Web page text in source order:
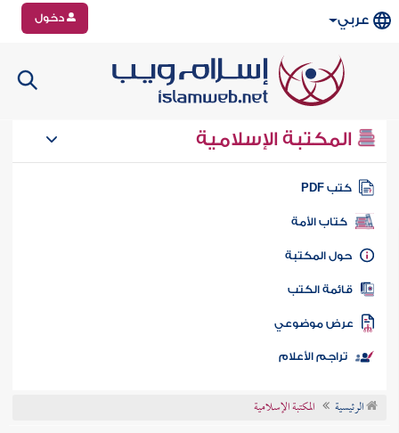
عربي دخول
المكتبة الإسلامية
كتب PDF
كتاب الأمة
المكتبة
الكتب
موضوعي
تراجم الأعلام
الرئيسية المكتبة الإسلامية